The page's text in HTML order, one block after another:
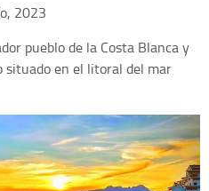
2023
pueblo de la Costa Blanca y
situado en el litoral del mar